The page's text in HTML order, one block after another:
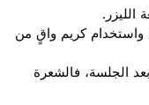
كريم واقٍ من
الجلسة، فالشعرة